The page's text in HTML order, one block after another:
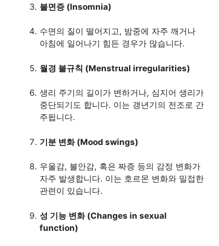
불면증 (Insomnia)
수면의 질이 떨어지고, 밤중에 자주 깨거나
아침에 일어나기 힘든 경우가 많습니다.
월경 불규칙 (Menstrual irregularities)
생리 주기의 길이가 변하거나, 심지어 생리가
중단되기도 합니다. 이는 갱년기의 전조로 간
주됩니다.
기분 변화 (Mood swings)
우울감, 불안감, 혹은 짜증 등의 감정 변화가
자주 발생합니다. 이는 호르몬 변화와 밀접한
관련이 있습니다.
성 기능 변화 (Changes in sexual
function)